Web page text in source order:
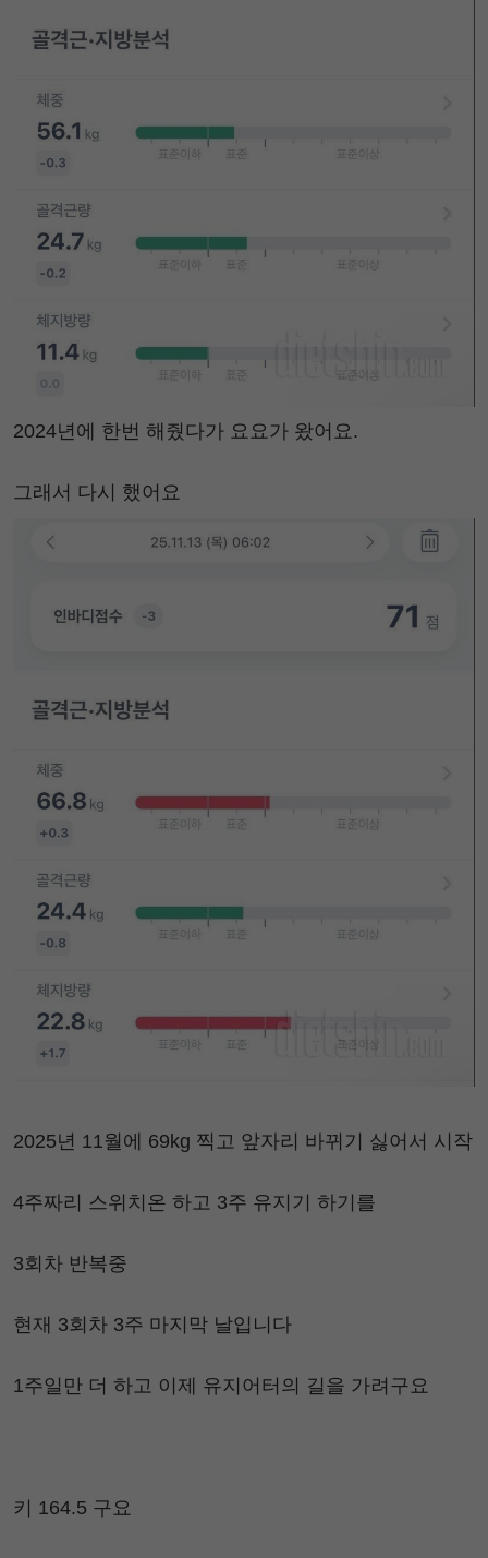
2024년에 한번 해줬다가 요요가 왔어요.
그래서 다시 했어요
2025년 11월에 69kg 찍고 앞자리 바뀌기 싫어서 시작
4주짜리 스위치온 하고 3주 유지기 하기를
3회차 반복중
현재 3회차 3주 마지막 날입니다
1주일만 더 하고 이제 유지어터의 길을 가려구요
키 164.5 구요